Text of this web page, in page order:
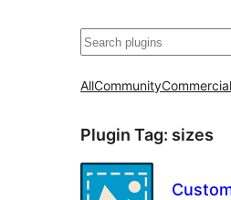
ရှာ
AllCommunityCommercial
Plugin Tag: sizes